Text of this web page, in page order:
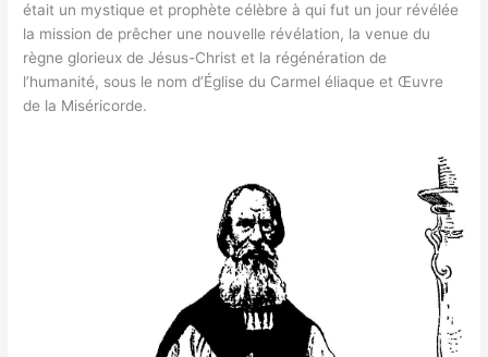
était un mystique et prophète célèbre à qui fut un jour révélée
la mission de prêcher une nouvelle révélation, la venue du
règne glorieux de Jésus-Christ et la régénération de
l’humanité, sous le nom d’Église du Carmel éliaque et Œuvre
de la Miséricorde.